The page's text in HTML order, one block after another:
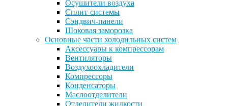
Осушители воздуха
Сплит-системы
Сэндвич-панели
Шоковая заморозка
Основные части холодильных систем
Аксессуары к компрессорам
Вентиляторы
Воздухоохладители
Компрессоры
Конденсаторы
Маслоотделители
Отделители жидкости